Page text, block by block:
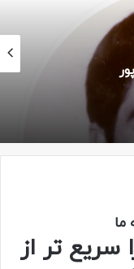
ما
تر از